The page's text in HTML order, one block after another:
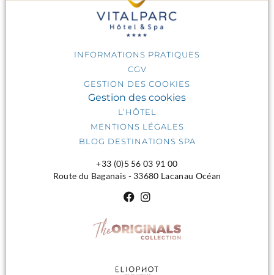
INFORMATIONS PRATIQUES
CGV
GESTION DES COOKIES
Gestion des cookies
L’HÔTEL
MENTIONS LÉGALES
BLOG DESTINATIONS SPA
+33 (0)5 56 03 91 00
Route du Baganais - 33680 Lacanau Océan